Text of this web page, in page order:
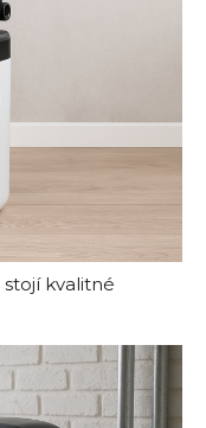
kvalitné